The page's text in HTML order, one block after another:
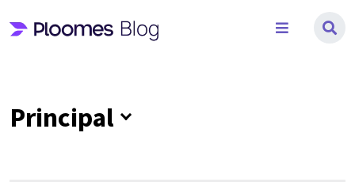
para
Principal